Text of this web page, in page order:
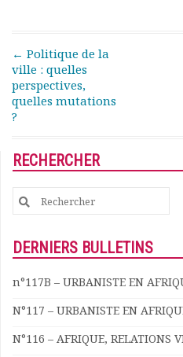
Vie de l’association
Calendrier des activités
Assemblées générales
Comptes rendus mensuels
Nous rejoindre
Présentation du bulletin
Comité de rédaction
Bulletins Villes en
développement
Kiosk
Nos actions
Podcast-AdP
Post navigation
← Politique de la
ville : quelles
perspectives,
quelles mutations
?
RECHERCHER
Search
for:
DERNIERS BULLETINS
n°117B – URBANISTE EN
N°117 – URBANISTE EN
N°116 – AFRIQUE, RELATIONS